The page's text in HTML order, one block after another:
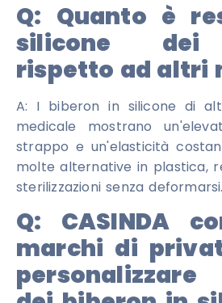
Q: Quanto è
silicone dei
rispetto ad altri
A: I biberon in silicone di
medicale mostrano
strappo e un'elasticità
molte alternative in plastica,
sterilizzazioni senza deformarsi.
Q: CASINDA
marchi di